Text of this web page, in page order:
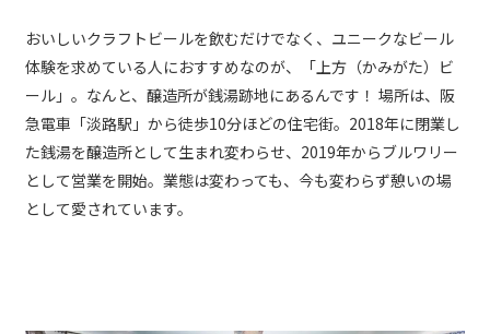
おいしいクラフトビールを飲むだけでなく、ユニークなビール
体験を求めている人におすすめなのが、「上方（かみがた）ビ
ール」。なんと、醸造所が銭湯跡地にあるんです！ 場所は、阪
急電車「淡路駅」から徒歩10分ほどの住宅街。2018年に閉業し
た銭湯を醸造所として生まれ変わらせ、2019年からブルワリー
として営業を開始。業態は変わっても、今も変わらず憩いの場
として愛されています。